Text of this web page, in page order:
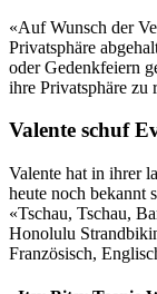
«Auf Wunsch der
Privatsphäre
oder Gedenkfeiern
ihre Privatsphäre zu
Valente schuf
Valente hat in ihrer
heute noch bekannt
«Tschau, Tschau,
Honolulu
Französisch,